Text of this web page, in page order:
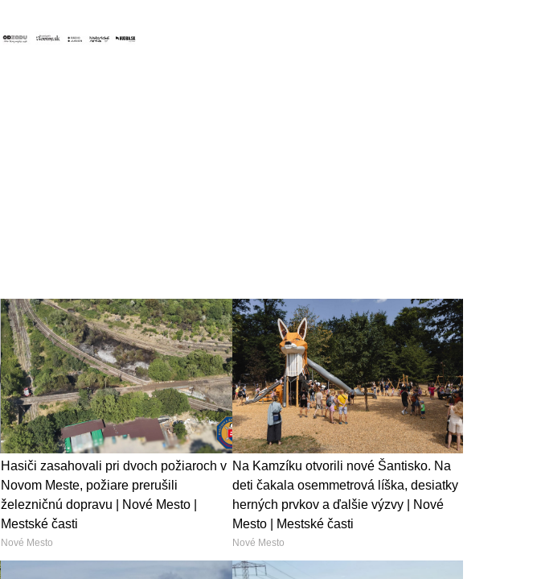
Hasiči zasahovali pri dvoch požiaroch v
Novom Meste, požiare prerušili
železničnú dopravu | Nové Mesto |
Mestské časti
Nové Mesto
Na Kamzíku otvorili nové Šantisko. Na
deti čakala osemmetrová líška, desiatky
herných prvkov a ďalšie výzvy | Nové
Mesto | Mestské časti
Nové Mesto